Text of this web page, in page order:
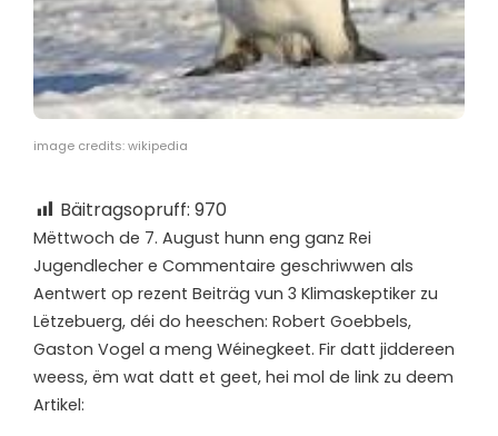
image credits: wikipedia
Bäitragsopruff: 970
Mëttwoch de 7. August hunn eng ganz Rei
Jugendlecher e Commentaire geschriwwen als
Aentwert op rezent Beiträg vun 3 Klimaskeptiker zu
Lëtzebuerg, déi do heeschen: Robert Goebbels,
Gaston Vogel a meng Wéinegkeet. Fir datt jiddereen
weess, ëm wat datt et geet, hei mol de link zu deem
Artikel: